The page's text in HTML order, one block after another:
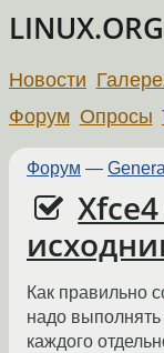
Новости
Форум Опросы
Форум — General
Как правильно
надо
каждого